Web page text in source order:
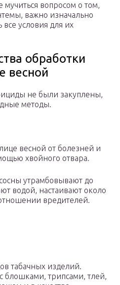
вопросом о том,
важно изначально
условия для их
обработки
весной
не были закуплены,
методы.
весной от болезней и
хвойного отвара.
утрамбовывают до
водой, настаивают около
вредителей.
табачных изделий.
блошками, трипсами, тлей,